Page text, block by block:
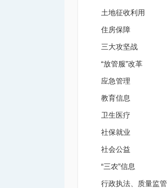
土地征收利用
住房保障
三大攻坚战
“放管服”改革
应急管理
教育信息
卫生医疗
社保就业
社会公益
“三农”信息
行政执法、质量监管